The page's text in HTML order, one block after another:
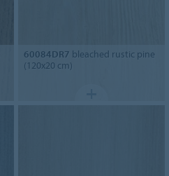
60084DR7 bleached rustic pine
(120x20 cm)